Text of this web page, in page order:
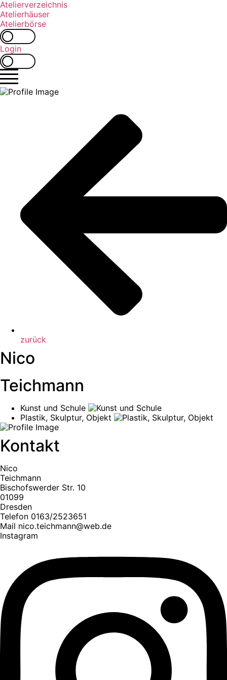
Zum
Inhalt
springen
Atelierverzeichnis
Atelierhäuser
Atelierbörse
Login
zurück
Nico
Teichmann
Kunst und Schule
Plastik, Skulptur, Objekt
Kontakt
Nico
Teichmann
Bischofswerder Str. 10
01099
Dresden
Telefon 0163/2523651
Mail nico.teichmann@web.de
Instagram